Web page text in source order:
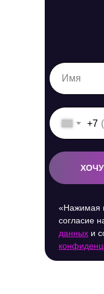
+7
«Нажимая
согласие
данных и